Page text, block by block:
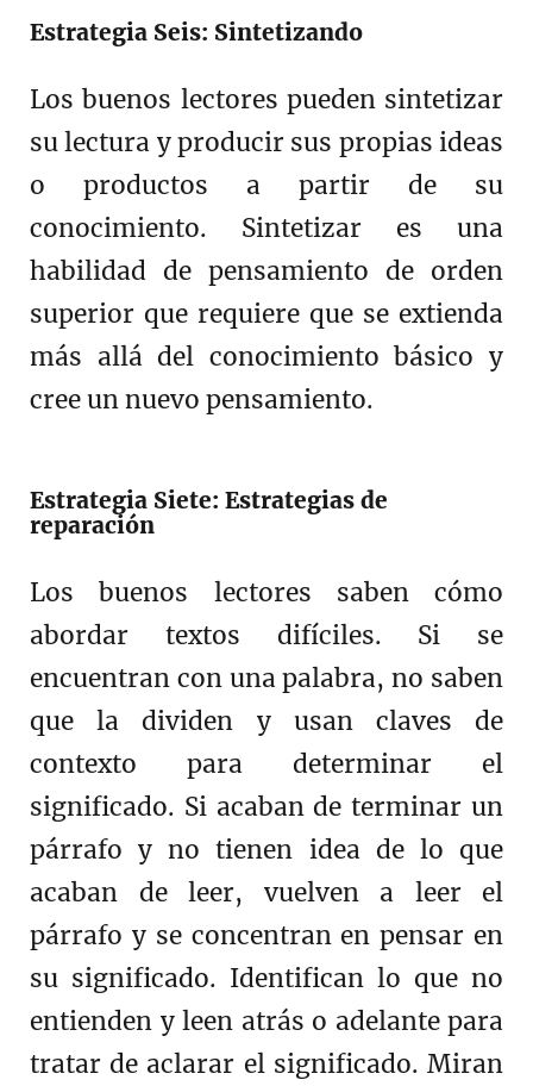
Estrategia Seis: Sintetizando
Los buenos lectores pueden sintetizar
su lectura y producir sus propias ideas
o productos a partir de su
conocimiento. Sintetizar es una
habilidad de pensamiento de orden
superior que requiere que se extienda
más allá del conocimiento básico y
cree un nuevo pensamiento.
Estrategia Siete: Estrategias de
reparación
Los buenos lectores saben cómo
abordar textos difíciles. Si se
encuentran con una palabra, no saben
que la dividen y usan claves de
contexto para determinar el
significado. Si acaban de terminar un
párrafo y no tienen idea de lo que
acaban de leer, vuelven a leer el
párrafo y se concentran en pensar en
su significado. Identifican lo que no
entienden y leen atrás o adelante para
tratar de aclarar el significado. Miran